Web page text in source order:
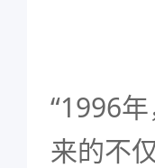
“1996
来的不